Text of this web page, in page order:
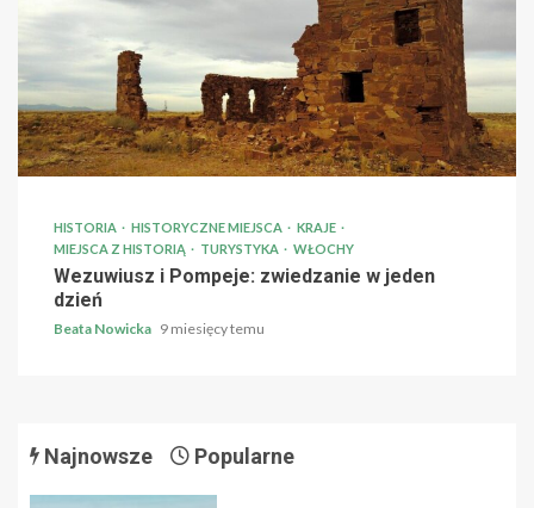
HISTORIA HISTORYCZNE MIEJSCA
KRAJE
MIEJSCA Z HISTORIĄ
TURYSTYKA WŁOCHY
Wezuwiusz i Pompeje: zwiedzanie w jeden
dzień
Beata Nowicka 9 miesięcy temu
Najnowsze Popularne